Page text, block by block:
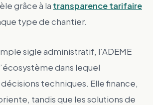
grâce à la transparence tarifaire
type de chantier.
sigle administratif, l’ADEME
dans lequel
techniques. Elle finance,
tandis que les solutions de